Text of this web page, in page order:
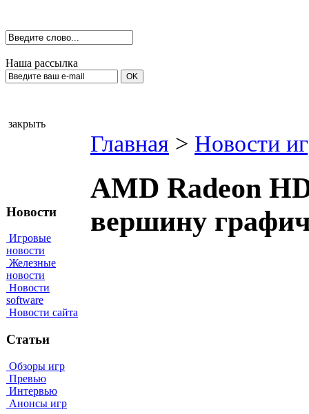
Наша рассылка
закрыть
Новости
Игровые
новости
Железные
новости
Новости
software
Новости сайта
Статьи
Обзоры игр
Превью
Интервью
Анонсы игр
Главная > Новости
AMD Radeon
вершину